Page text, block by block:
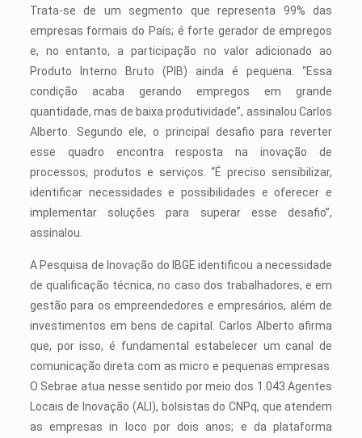
Trata-se de um segmento que representa 99% das
empresas formais do País; é forte gerador de empregos
e, no entanto, a participação no valor adicionado ao
Produto Interno Bruto (PIB) ainda é pequena. “Essa
condição acaba gerando empregos em grande
quantidade, mas de baixa produtividade”, assinalou Carlos
Alberto. Segundo ele, o principal desafio para reverter
esse quadro encontra resposta na inovação de
processos, produtos e serviços. “É preciso sensibilizar,
identificar necessidades e possibilidades e oferecer e
implementar soluções para superar esse desafio”,
assinalou.
A Pesquisa de Inovação do IBGE identificou a necessidade
de qualificação técnica, no caso dos trabalhadores, e em
gestão para os empreendedores e empresários, além de
investimentos em bens de capital. Carlos Alberto afirma
que, por isso, é fundamental estabelecer um canal de
comunicação direta com as micro e pequenas empresas.
O Sebrae atua nesse sentido por meio dos 1.043 Agentes
Locais de Inovação (ALI), bolsistas do CNPq, que atendem
as empresas in loco por dois anos; e da plataforma